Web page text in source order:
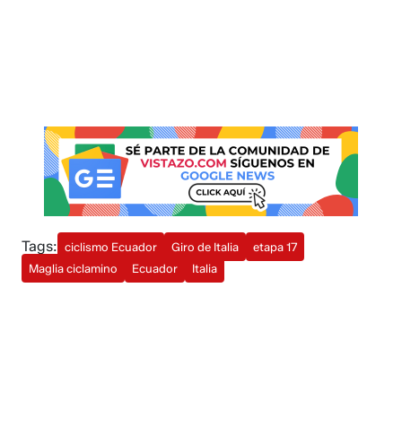
Tags: ciclismo Ecuador Giro de Italia
etapa 17
Maglia ciclamino
Ecuador Italia